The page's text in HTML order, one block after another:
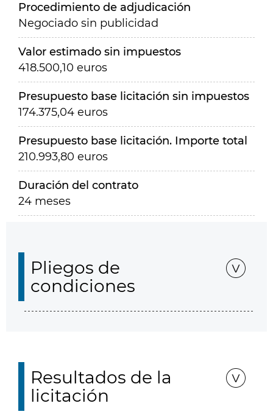
Procedimiento de adjudicación
Negociado sin publicidad
Valor estimado sin impuestos
418.500,10 euros
Presupuesto base licitación sin impuestos
174.375,04 euros
Presupuesto base licitación. Importe total
210.993,80 euros
Duración del contrato
24 meses
Pliegos de
condiciones
Resultados de la
licitación